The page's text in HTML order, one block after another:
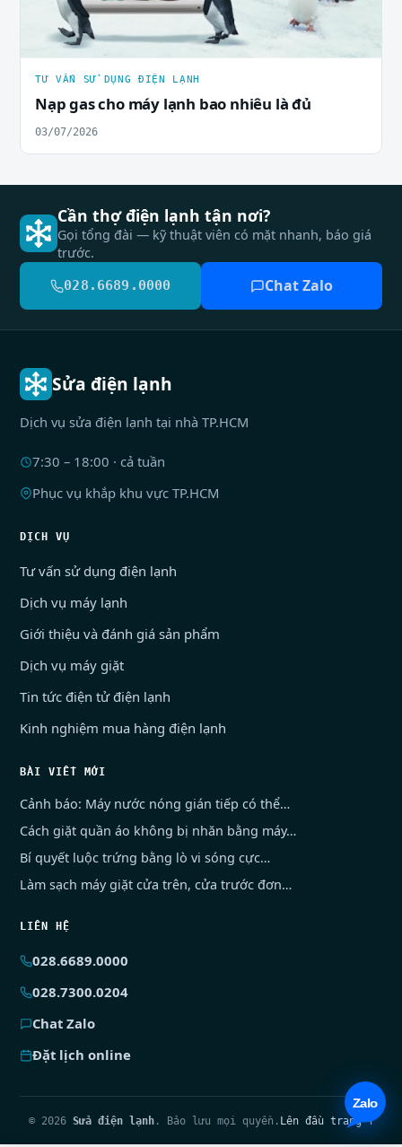
TƯ VẤN SỬ DỤNG ĐIỆN LẠNH
Nạp gas cho máy lạnh bao nhiêu là đủ
03/07/2026
Cần thợ điện lạnh tận nơi?
Gọi tổng đài — kỹ thuật viên có mặt nhanh, báo giá
trước.
028.6689.0000 Chat Zalo
Sửa điện lạnh
Dịch vụ sửa điện lạnh tại nhà TP.HCM
7:30 – 18:00 · cả tuần
Phục vụ khắp khu vực TP.HCM
DỊCH VỤ
Tư vấn sử dụng điện lạnh
Dịch vụ máy lạnh
Giới thiệu và đánh giá sản phẩm
Dịch vụ máy giặt
Tin tức điện tử điện lạnh
Kinh nghiệm mua hàng điện lạnh
BÀI VIẾT MỚI
Cảnh báo: Máy nước nóng gián tiếp có thể…
Cách giặt quần áo không bị nhăn bằng máy…
Bí quyết luộc trứng bằng lò vi sóng cực…
Làm sạch máy giặt cửa trên, cửa trước đơn…
LIÊN HỆ
028.6689.0000
028.7300.0204
Chat Zalo
Đặt lịch online
© 2026 Sửa điện lạnh. Bảo lưu mọi quyền. Lên đầu trang ↑